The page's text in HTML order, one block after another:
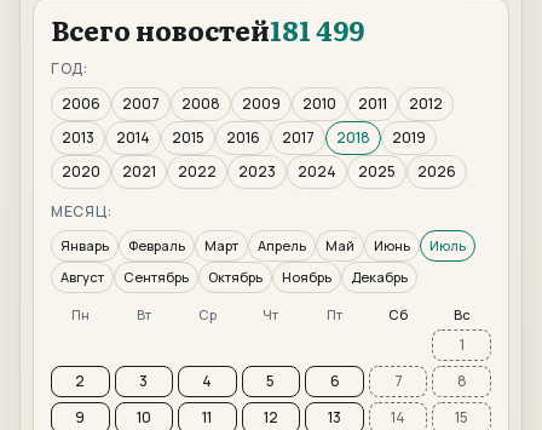
Всего новостей181 499
ГОД:
2006
2007 2008 2009 2010 2011
2012
2013
2014 2015 2016 2017 2018
2019
2020
2021 2022 2023 2024 2025
2026
МЕСЯЦ:
Январь Февраль Март Апрель Май Июнь
Июль
Август
Сентябрь Октябрь Ноябрь Декабрь
Пн Вт Ср Чт Пт Сб Вс
1
2
3 4 5 6 7
8
9
10 11 12 13 14
15